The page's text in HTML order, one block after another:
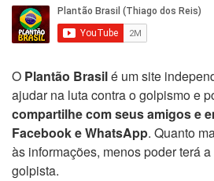
O Plantão Brasilé um site
ajudar na luta contra o golpismo e
compartilhe com seus amigos e
Facebook e WhatsApp. Quanto
às informações, menos poder terá
golpista.